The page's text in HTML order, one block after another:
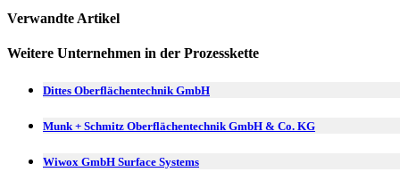
Verwandte Artikel
Weitere Unternehmen in der Prozesskette
Dittes Oberflächentechnik GmbH
Munk + Schmitz Oberflächentechnik GmbH & Co. KG
Wiwox GmbH Surface Systems